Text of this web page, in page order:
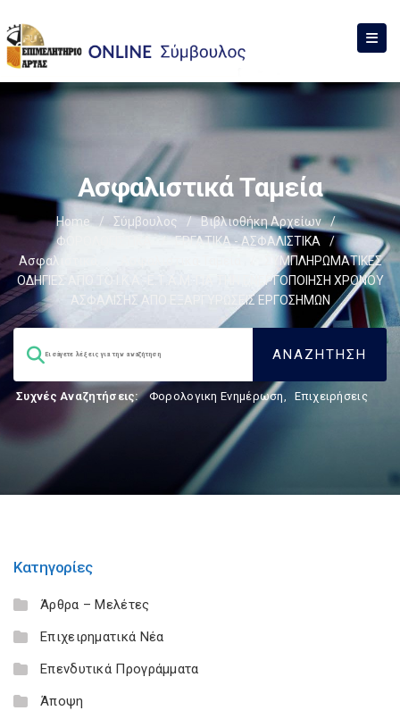
Ασφαλιστικά Ταμεία
Home / Σύμβουλος / Βιβλιοθήκη Αρχείων
/
ΦΟΡΟΛΟΓΙΣΤΙΚΑ
ΕΡΓΑΤΙΚΑ - ΑΣΦΑΛΙΣΤΙΚΑ
/
Ασφαλιστικά
ΣΥΜΠΛΗΡΩΜΑΤΙΚΕΣ
ΟΔΗΓΙΕΣ ΑΠΟ ΤΟ Ι.Κ.Α.-Ε.Τ.Α.Μ. ΓΙΑ ΤΗΝ ΕΝΕΡΓΟΠΟΙΗΣΗ ΧΡΟΝΟΥ
ΑΣΦΑΛΙΣΗΣ ΑΠΟ ΕΞΑΡΓΥΡΩΣΕΙΣ ΕΡΓΟΣΗΜΩΝ
Συχνές Αναζητήσεις: Φορολογικη Ενημέρωση, Επιχειρήσεις
Κατηγορίες
Άρθρα – Μελέτες
Επιχειρηματικά Νέα
Επενδυτικά Προγράμματα
Άποψη